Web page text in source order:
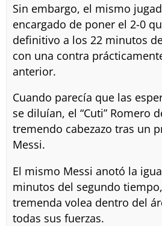
Sin embargo, el mismo
encargado de poner el 2-0
definitivo a los 22 minutos
con una contra
anterior.
Cuando parecía que las
se diluían, el “Cuti” Romero
tremendo cabezazo tras un
Messi.
El mismo Messi anotó la
minutos del segundo
tremenda volea dentro del
todas sus fuerzas.